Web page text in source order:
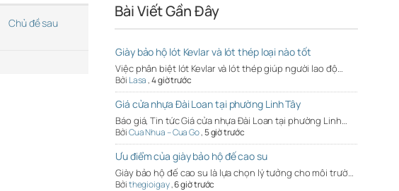
Chủ đề sau
Bài Viết Gần Đây
Giày bảo hộ lót Kevlar và lót thép loại nào tốt
Việc phân biệt lót Kevlar và lót thép giúp người lao độ…
Bởi Lasa,4 giờ trước
Giá cửa nhựa Đài Loan tại phường Linh Tây
Báo giá, Tin tức Giá cửa nhựa Đài Loan tại phường Linh…
BởiCua Nhua – Cua Go,5 giờ trước
Ưu điểm của giày bảo hộ đế cao su
Giày bảo hộ đế cao su là lựa chọn lý tưởng cho môi trườ…
Bởithegioigay,6 giờ trước